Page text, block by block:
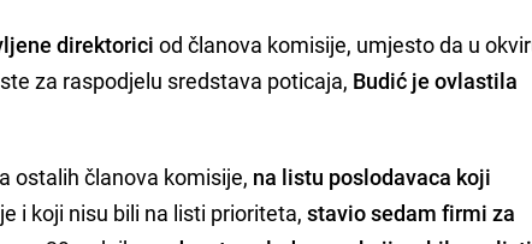
direktorici od članova komisije, umjesto da u
za raspodjelu sredstava poticaja, Budić je ovlastila
ostalih članova komisije, na listu poslodavaca koji
i koji nisu bili na listi prioriteta,stavio sedam firmi za